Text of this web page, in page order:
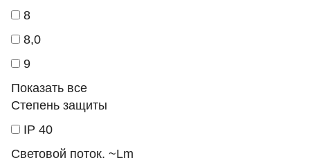
8
8,0
9
Показать все
Степень защиты
IP 40
Световой поток, ~Lm